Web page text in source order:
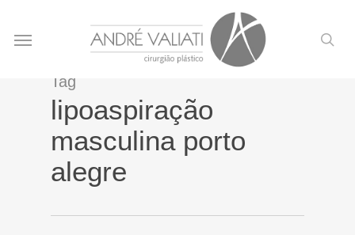
Tag
lipoaspiração
masculina porto
alegre